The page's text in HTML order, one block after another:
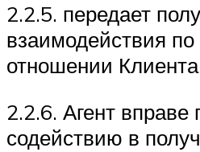
2.2.5. передает
взаимодействия
отношении
2.2.6. Агент
содействию в